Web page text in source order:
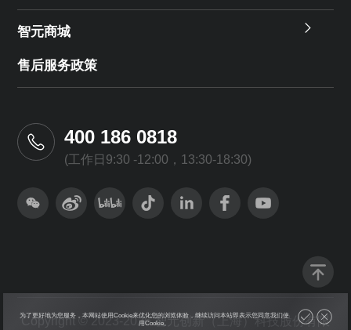
为了更好地为您服务，本网站使用Cookie来优化您的浏览体验，继续访问本站即表示您同意我们使
用Cookie。
智元商城
售后服务政策
400 186 0818
(工作日9:30 -12:00，13:30-18:30)
Copyright © 2023-2026 智元创新（上海）科技股份有限